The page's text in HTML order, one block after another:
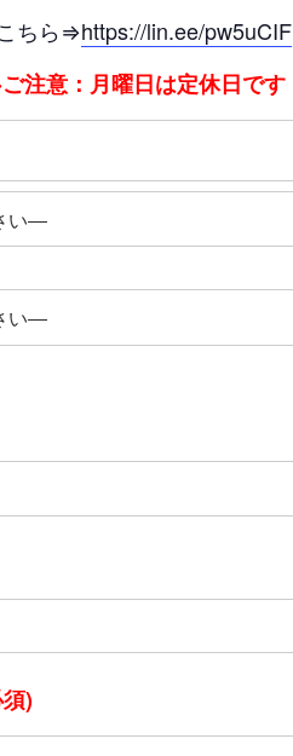
ちら⇒https://lin.ee/pw5uCIF
注意：月曜日は定休日です
)